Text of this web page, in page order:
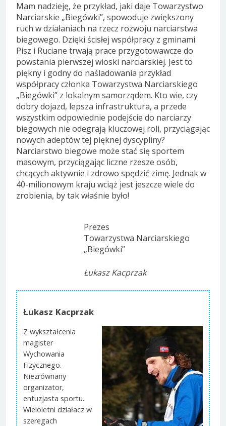
Mam nadzieję, że przykład, jaki daje Towarzystwo
Narciarskie „Biegówki”, spowoduje zwiększony
ruch w działaniach na rzecz rozwoju narciarstwa
biegowego. Dzięki ścisłej współpracy z gminami
Pisz i Ruciane trwają prace przygotowawcze do
powstania pierwszej wioski narciarskiej. Jest to
piękny i godny do naśladowania przykład
współpracy członka Towarzystwa Narciarskiego
„Biegówki” z lokalnym samorządem. Kto wie, czy
dobry dojazd, lepsza infrastruktura, a przede
wszystkim odpowiednie podejście do narciarzy
biegowych nie odegrają kluczowej roli, przyciągając
nowych adeptów tej pięknej dyscypliny?
Narciarstwo biegowe może stać się sportem
masowym, przyciągając liczne rzesze osób,
chcących aktywnie i zdrowo spędzić zimę. Jednak w
40-milionowym kraju wciąż jest jeszcze wiele do
zrobienia, by tak właśnie było!
Prezes
Towarzystwa Narciarskiego
„Biegówki”
Łukasz Kacprzak
Łukasz Kacprzak
Z wykształcenia
magister
Wychowania
Fizycznego.
Niezrównany
organizator,
entuzjasta sportu.
Wieloletni działacz w
szeregach